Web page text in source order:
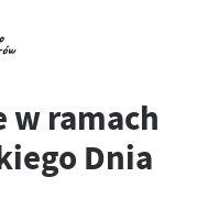
w ramach
Dnia